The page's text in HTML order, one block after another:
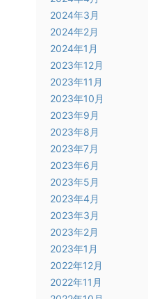
2024年3月
2024年2月
2024年1月
2023年12月
2023年11月
2023年10月
2023年9月
2023年8月
2023年7月
2023年6月
2023年5月
2023年4月
2023年3月
2023年2月
2023年1月
2022年12月
2022年11月